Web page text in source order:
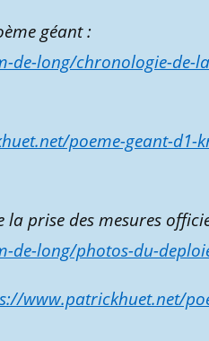
géant :
de-long/chronologie-de-
poeme-geant-d1-
la prise des mesures
de-long/photos-du-
www.patrickhuet.net/